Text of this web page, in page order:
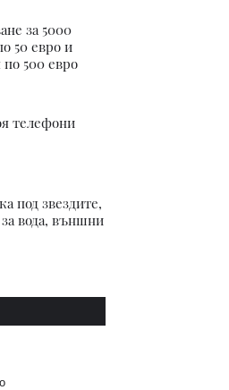
за 5000
50 евро и
500 евро
телефони
под звездите,
вода, външни